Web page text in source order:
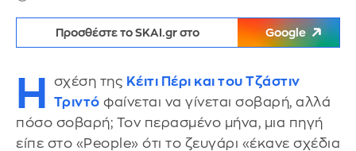
Προσθέστε το SKAI.gr στο Google
Η σχέση της Κέιτι Πέρι και του Τζάστιν
Τριντό φαίνεται να γίνεται σοβαρή, αλλά
πόσο σοβαρή; Τον περασμένο μήνα, μια πηγή
είπε στο «People» ότι το ζευγάρι «έκανε σχέδια